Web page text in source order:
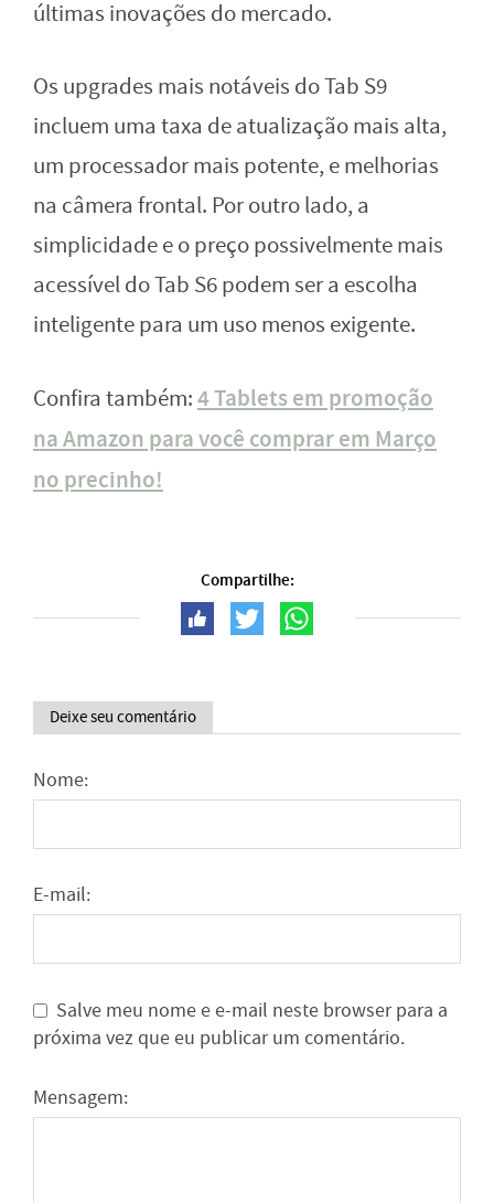
últimas inovações do mercado.
Os upgrades mais notáveis do Tab S9
incluem uma taxa de atualização mais alta,
um processador mais potente, e melhorias
na câmera frontal. Por outro lado, a
simplicidade e o preço possivelmente mais
acessível do Tab S6 podem ser a escolha
inteligente para um uso menos exigente.
Confira também:4 Tablets em promoção
na Amazon para você comprar em Março
no precinho!
Compartilhe:
Deixe seu comentário
Nome:
E-mail:
Salve meu nome e e-mail neste browser para a
próxima vez que eu publicar um comentário.
Mensagem: